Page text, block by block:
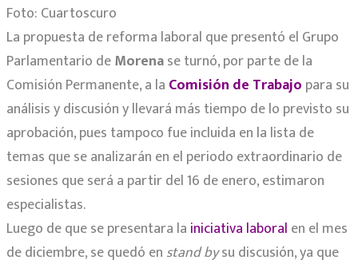
Foto: Cuartoscuro
La propuesta de reforma laboral que presentó el Grupo
Parlamentario deMorenase turnó, por parte de la
Comisión Permanente, a la Comisión de Trabajo para su
análisis y discusión y llevará más tiempo de lo previsto su
aprobación, pues tampoco fue incluida en la lista de
temas que se analizarán en el periodo extraordinario de
sesiones que será a partir del 16 de enero, estimaron
especialistas.
Luego de que se presentara la iniciativa laboral en el mes
de diciembre, se quedó en stand bysu discusión, ya que